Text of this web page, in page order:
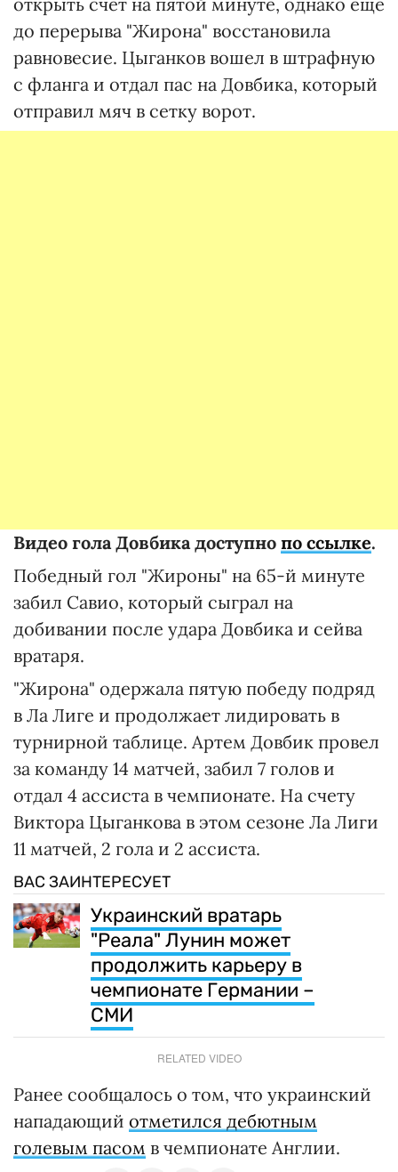
до перерыва "Жирона" восстановила
равновесие. Цыганков вошел в штрафную
с фланга и отдал пас на Довбика, который
отправил мяч в сетку ворот.
Видео гола Довбика доступно по ссылке.
Победный гол "Жироны" на 65-й минуте
забил Савио, который сыграл на
добивании после удара Довбика и сейва
вратаря.
"Жирона" одержала пятую победу подряд
в Ла Лиге и продолжает лидировать в
турнирной таблице. Артем Довбик провел
за команду 14 матчей, забил 7 голов и
отдал 4 ассиста в чемпионате. На счету
Виктора Цыганкова в этом сезоне Ла Лиги
11 матчей, 2 гола и 2 ассиста.
ВАС ЗАИНТЕРЕСУЕТ
Украинский вратарь
"Реала" Лунин может
продолжить карьеру в
чемпионате Германии –
СМИ
RELATED VIDEO
Ранее сообщалось о том, что украинский
нападающий отметился дебютным
голевым пасом в чемпионате Англии.